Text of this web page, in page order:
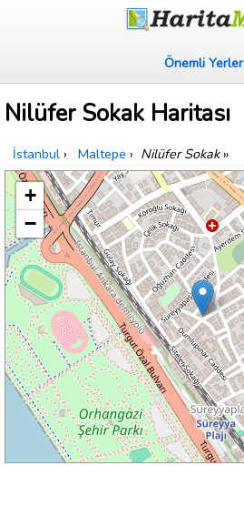
Önemli Yerler
Nilüfer Sokak Haritası
İstanbul › Maltepe › Nilüfer Sokak»
+
−